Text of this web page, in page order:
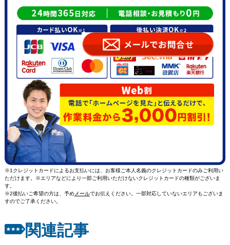
※1クレジットカードによるお支払いには、お客様ご本人名義のクレジットカードのみご利用い
ただけます。※エリアなどにより一部ご利用いただけないクレジットカードの種類がございま
す。
※2後払いご希望の方は、予めメールでお伝えください。一部対応していないエリアもございま
すのでご了承ください。
関連記事